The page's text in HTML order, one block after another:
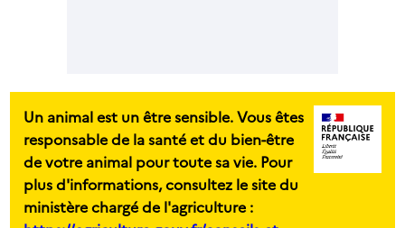
Un animal est un être sensible. Vous êtes
responsable de la santé et du bien-être
de votre animal pour toute sa vie. Pour
plus d'informations, consultez le site du
ministère chargé de l'agriculture :